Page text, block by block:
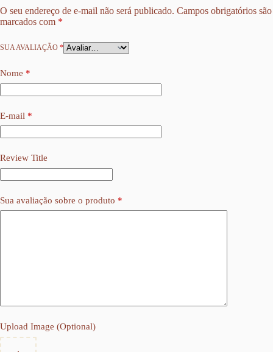
O seu endereço de e-mail não será publicado. Campos obrigatórios são
marcados com *
SUA AVALIAÇÃO *
Nome *
E-mail *
Review Title
Sua avaliação sobre o produto *
Upload Image (Optional)